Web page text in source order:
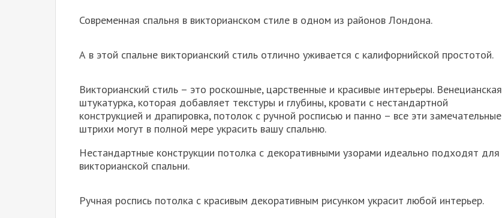
Современная спальня в викторианском стиле в одном из районов Лондона.
А в этой спальне викторианский стиль отлично уживается с калифорнийской простотой.
Викторианский стиль – это роскошные, царственные и красивые интерьеры. Венецианская
штукатурка, которая добавляет текстуры и глубины, кровати с нестандартной
конструкцией и драпировка, потолок с ручной росписью и панно – все эти замечательные
штрихи могут в полной мере украсить вашу спальню.
Нестандартные конструкции потолка с декоративными узорами идеально подходят для
викторианской спальни.
Ручная роспись потолка с красивым декоративным рисунком украсит любой интерьер.